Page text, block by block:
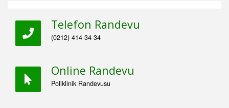
Telefon Randevu
(0212) 414 34 34
Online Randevu
Poliklinik Randevusu